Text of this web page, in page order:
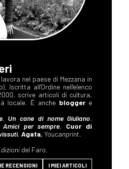
nel paese di Mezzana in
Iscritta all'Ordine nell'elenco
scrive articoli di cultura,
locale. È anche bloggere
, Un cane di nome Giuliano,
Amici per sempre, Cuor di
,Agata, Youcanprint.
del Faro.
I MIEI ARTICOLI
RECENSIONI